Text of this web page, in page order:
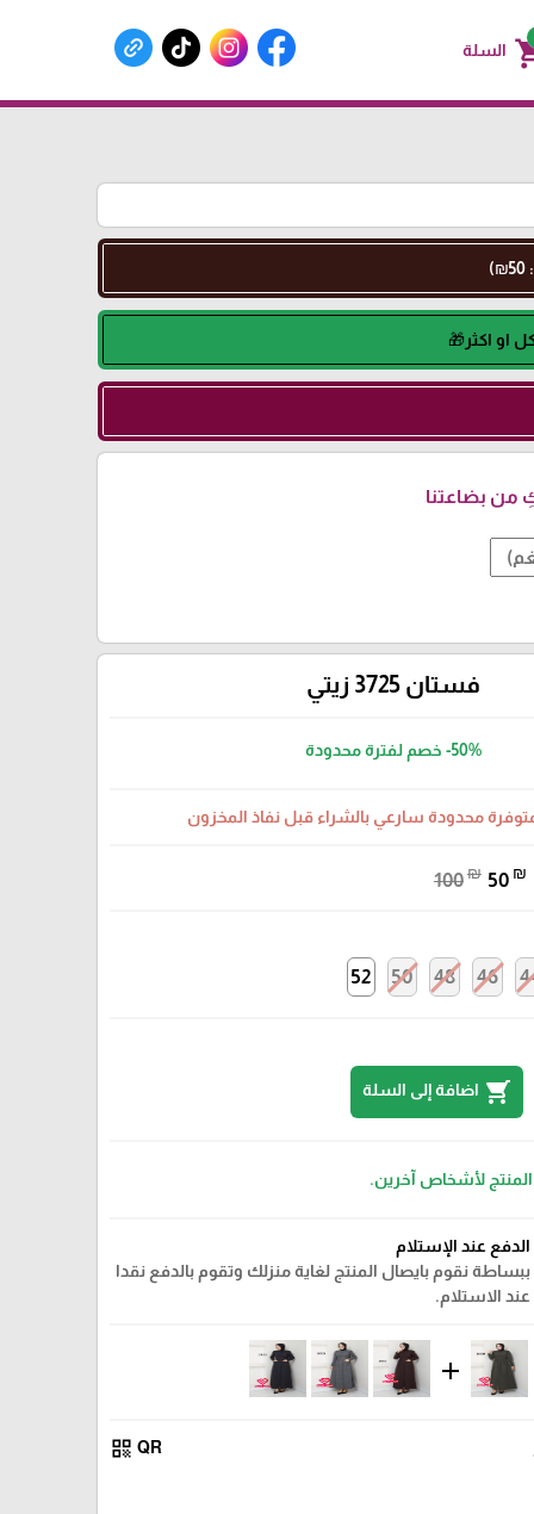
السلة
من بضاعتنا
فستان 3725 زيتي
-50%خصم لفترة محدودة
محدودة سارعي بالشراء قبل نفاذ المخزون
100₪ 50 ₪
46
48
50
52
shopping_cart اضافة إلى السلة
المنتج لأشخاص آخرين.
الدفع عند الإستلام
ببساطة نقوم بايصال المنتج لغاية منزلك وتقوم بالدفع نقدا
عند الاستلام.
add
QR
qr_code